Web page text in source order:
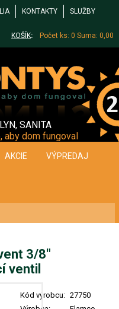
KONTAKTY SLUŽBY
KOŠÍK: Počet ks: 0 Suma: 0,00
SANITA
aby dom fungoval
AKCIE VÝPREDAJ
3/8"
ventil
Kód výrobcu: 27750